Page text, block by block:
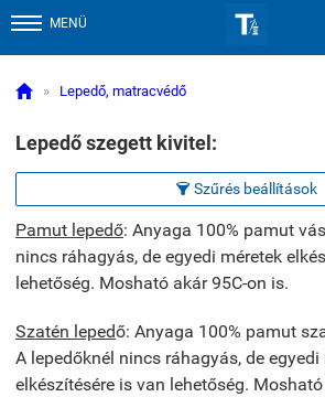
MENÜ
 » Lepedő, matracvédő
Lepedő szegett kivitel:
 Szűrés beállítások
Pamut lepedő: Anyaga 100% pamut
nincs ráhagyás, de egyedi méretek
lehetőség. Mosható akár 95C-on is.
Szatén lepedő: Anyaga 100% pamut
A lepedőknél nincs ráhagyás, de egyedi
elkészítésére is van lehetőség. Mosható